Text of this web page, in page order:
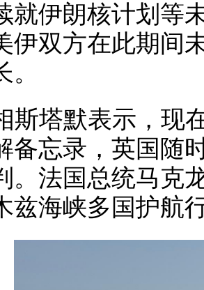
就伊朗核计划等
伊双方在此期间
斯塔默表示，现
备忘录，英国随
。法国总统马克
兹海峡多国护航